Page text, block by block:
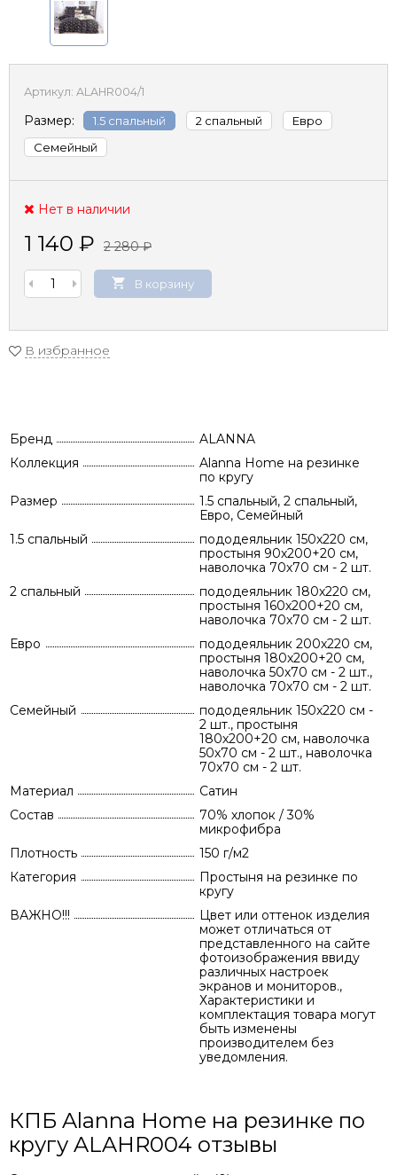
Артикул: ALAHR004/1
Размер: 1.5 спальный 2 спальный
Евро
Семейный
Нет в наличии
1 140 ₽ 2 280₽
В корзину
В избранное
Бренд
ALANNA
Коллекция
Alanna Home на резинке
по кругу
Размер
1.5 спальный, 2 спальный,
Евро, Семейный
1.5 спальный
пододеяльник 150х220 см,
простыня 90х200+20 см,
наволочка 70х70 см - 2 шт.
2 спальный
пододеяльник 180х220 см,
простыня 160х200+20 см,
наволочка 70х70 см - 2 шт.
Евро
пододеяльник 200х220 см,
простыня 180х200+20 см,
наволочка 50х70 см - 2 шт.,
наволочка 70х70 см - 2 шт.
Семейный
пододеяльник 150х220 см -
2 шт., простыня
180х200+20 см, наволочка
50х70 см - 2 шт., наволочка
70х70 см - 2 шт.
Материал
Сатин
Состав
70% хлопок / 30%
микрофибра
Плотность
150 г/м2
Категория
Простыня на резинке по
кругу
ВАЖНО!!!
Цвет или оттенок изделия
может отличаться от
представленного на сайте
фотоизображения ввиду
различных настроек
экранов и мониторов.,
Характеристики и
комплектация товара могут
быть изменены
производителем без
уведомления.
КПБ Alanna Home на резинке по
кругу ALAHR004 отзывы